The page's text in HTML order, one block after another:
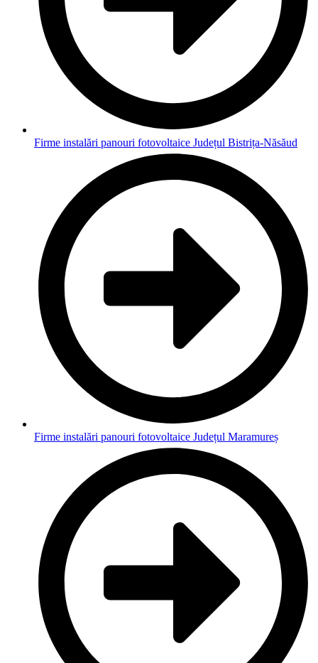
Firme instalări panouri fotovoltaice Județul Bistrița-Năsăud
Firme instalări panouri fotovoltaice Județul Maramureș